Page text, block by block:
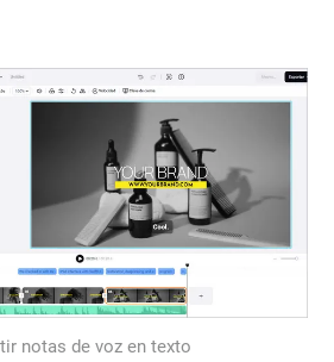
notas de voz en texto